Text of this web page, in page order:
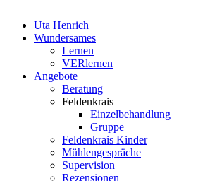
Uta Henrich
Wundersames
Lernen
VERlernen
Angebote
Beratung
Feldenkrais
Einzelbehandlung
Gruppe
Feldenkrais Kinder
Mühlengespräche
Supervision
Rezensionen